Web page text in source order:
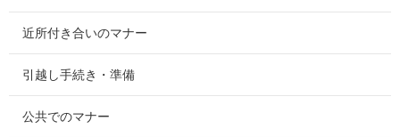
近所付き合いのマナー
引越し手続き・準備
公共でのマナー